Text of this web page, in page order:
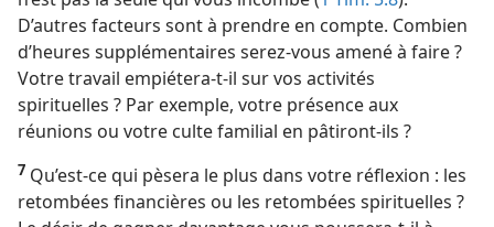
D’autres facteurs sont à prendre en compte. Combien
d’heures supplémentaires serez-​vous amené à faire ?
Votre travail empiétera-​t-​il sur vos activités
spirituelles ? Par exemple, votre présence aux
réunions ou votre culte familial en pâtiront-​ils ?
7 Qu’est-​ce qui pèsera le plus dans votre réflexion : les
retombées financières ou les retombées spirituelles ?